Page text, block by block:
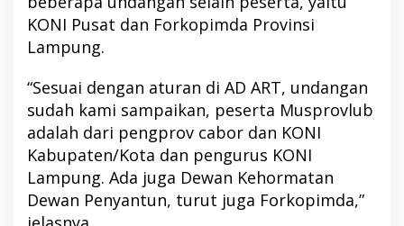
KONI Pusat dan Forkopimda Provinsi
Lampung.
“Sesuai dengan aturan di AD ART, undangan
sudah kami sampaikan, peserta Musprovlub
adalah dari pengprov cabor dan KONI
Kabupaten/Kota dan pengurus KONI
Lampung. Ada juga Dewan Kehormatan
Dewan Penyantun, turut juga Forkopimda,”